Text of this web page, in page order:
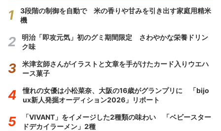
3段階の制御を自動で 米の香りや甘みを引き出す家庭用精米
機
明治「即攻元気」初のグミ期間限定 さわやかな栄養ドリン
ク味
米津玄師さんがイラストと文章を手がけたカード入りウエハ
ース菓子
憧れの女優は小松菜奈、大阪の16歳がグランプリに 「bijo
ux新人発掘オーディション2026」リポート
「VIVANT」をイメージした2種類の味わい 「ベビースター
ドデカイラーメン」2種